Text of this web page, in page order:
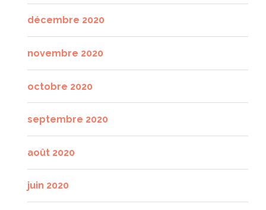
décembre 2020
novembre 2020
octobre 2020
septembre 2020
août 2020
juin 2020